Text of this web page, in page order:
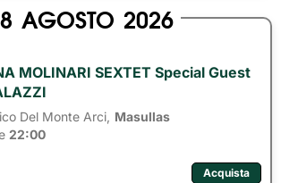
AGOSTO 2026
MOLINARI SEXTET Special Guest
Del Monte Arci, Masullas
22:00
Acquista